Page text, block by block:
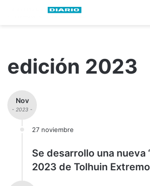
edición 2023
Nov
- 2023 -
27 noviembre
Se desarrollo una nueva
2023 de Tolhuin